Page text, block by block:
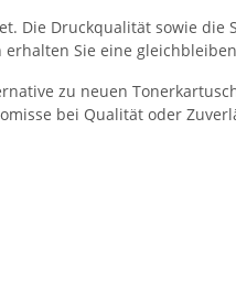
Die Druckqualität sowie
Sie eine
zu neuen
bei Qualität oder